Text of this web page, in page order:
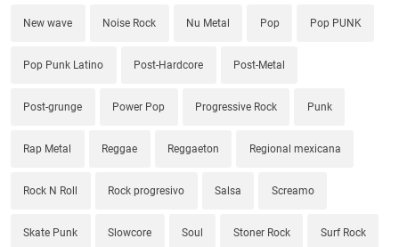
New wave Noise Rock Nu Metal Pop Pop PUNK
Pop Punk Latino Post-Hardcore Post-Metal
Post-grunge Power Pop Progressive Rock Punk
Rap Metal Reggae Reggaeton Regional mexicana
Rock N Roll Rock progresivo Salsa Screamo
Skate Punk Slowcore Soul Stoner Rock Surf Rock